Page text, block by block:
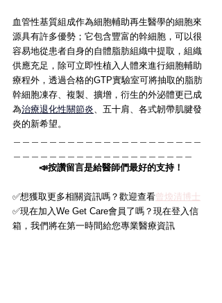
血管性基質組成作為細胞輔助再生醫學的細胞來
源具有許多優勢；它包含豐富的幹細胞，可以很
容易地從患者自身的自體脂肪組織中提取，組織
供應充足，除可立即性植入人體來進行細胞輔助
療程外，透過合格的GTP實驗室可將抽取的脂肪
幹細胞凍存、複製、擴增，衍生的外泌體更已成
為治療退化性關節炎 、五十肩、各式韌帶肌腱發
炎的新希望。
📣按讚留言是給醫師們最好的支持！
✅想獲取更多相關資訊嗎？歡迎查看曾煥清博士
✅現在加入We Get Care會員了嗎？現在登入信
箱，我們將在第一時間給您專業醫療資訊